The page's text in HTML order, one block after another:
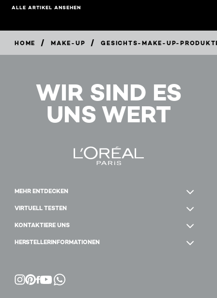
ALLE ARTIKEL ANSEHEN
HOME / MAKE-UP / GESICHTS-MAKE-UP-
WIR SIND ES
UNS WERT
MEHR ENTDECKEN
VIRTUELL TESTEN
KONTAKTIERE UNS
HERSTELLERINFORMATIONEN
Facebook
YouTube